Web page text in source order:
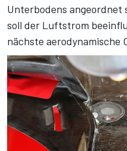
Unterbodens angeordnet
soll der Luftstrom
nächste